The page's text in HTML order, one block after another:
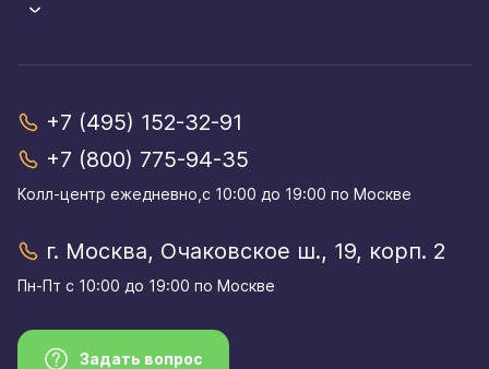
+7 (495) 152-32-91
+7 (800) 775-94-35
Колл-центр eжедневно,с 10:00 до 19:00 по Москве
г. Москва, Очаковское ш., 19, корп. 2
Пн-Пт с 10:00 до 19:00 по Москве
Задать вопрос